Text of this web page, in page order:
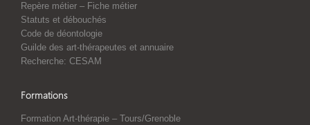
Repère métier – Fiche métier
Statuts et débouchés
Code de déontologie
Guilde des art-thérapeutes et annuaire
Recherche: CESAM
Formations
Formation Art-thérapie – Tours/Grenoble